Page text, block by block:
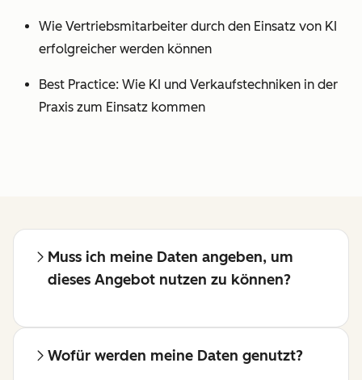
Wie Vertriebsmitarbeiter durch den Einsatz von KI
erfolgreicher werden können
Best Practice: Wie KI und Verkaufstechniken in der
Praxis zum Einsatz kommen
Muss ich meine Daten angeben, um
dieses Angebot nutzen zu können?
Wofür werden meine Daten genutzt?